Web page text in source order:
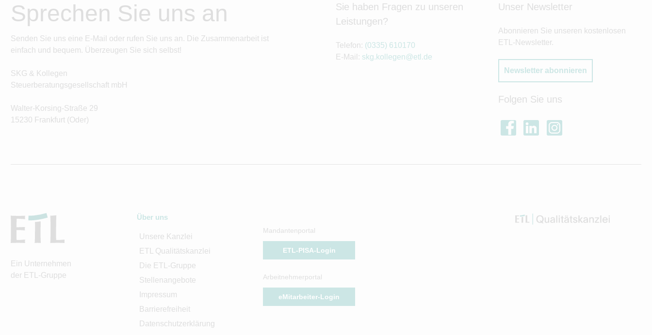
Sprechen Sie uns an
Senden Sie uns eine E-Mail oder rufen Sie uns an. Die Zusammenarbeit ist
einfach und bequem. Überzeugen Sie sich selbst!
SKG & Kollegen
Steuerberatungsgesellschaft mbH
Walter-Korsing-Straße 29
15230 Frankfurt (Oder)
Sie haben Fragen zu unseren
Leistungen?
Telefon: (0335) 610170
E-Mail: skg.kollegen@etl.de
Unser Newsletter
Abonnieren Sie unseren kostenlosen
ETL-Newsletter.
Newsletter abonnieren
Folgen Sie uns
Ein Unternehmen
der ETL-Gruppe
Über uns
Unsere Kanzlei
ETL Qualitätskanzlei
Die ETL-Gruppe
Stellenangebote
Impressum
Barrierefreiheit
Datenschutzerklärung
Mandantenportal
ETL-PISA-Login
Arbeitnehmerportal
eMitarbeiter-Login